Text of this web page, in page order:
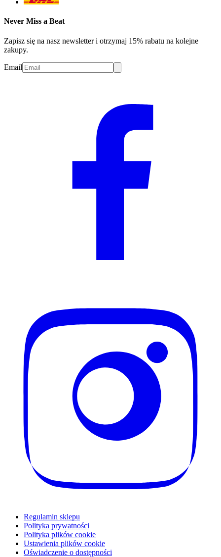
Never Miss a Beat
Zapisz się na nasz newsletter i otrzymaj 15% rabatu na kolejne
zakupy.
Email
Regulamin sklepu
Polityka prywatności
Polityka plików cookie
Ustawienia plików cookie
Oświadczenie o dostępności